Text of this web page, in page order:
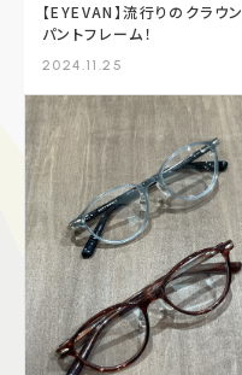
【EYEVAN】流行りのクラウン
パントフレーム！
2024.11.25